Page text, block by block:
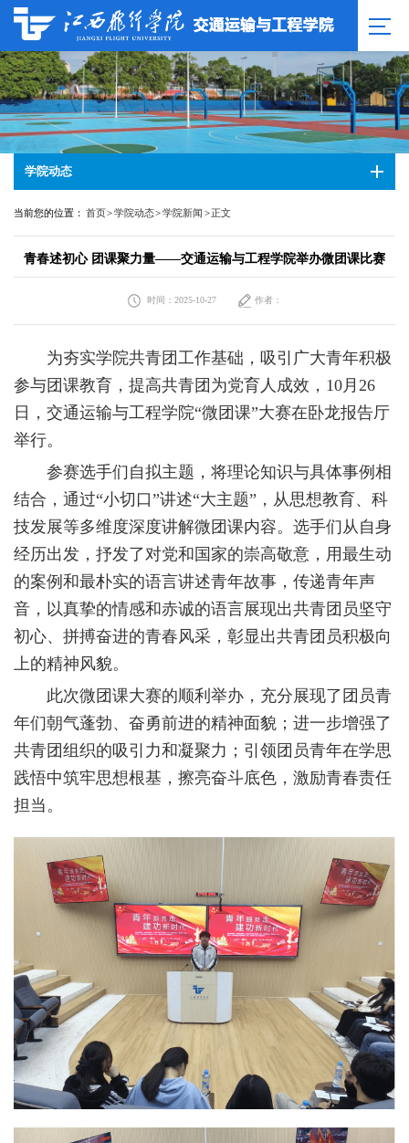
学院动态
当前您的位置： 首页>学院动态>学院新闻 >正文
青春述初心 团课聚力量——交通运输与工程学院举办微团课比赛
时间：2025-10-27 作者：
为夯实学院共青团工作基础，吸引广大青年积极
参与团课教育，提高共青团为党育人成效，10月26
日，交通运输与工程学院“微团课”大赛在卧龙报告厅
举行。
参赛选手们自拟主题，将理论知识与具体事例相
结合，通过“小切口”讲述“大主题”，从思想教育、科
技发展等多维度深度讲解微团课内容。选手们从自身
经历出发，抒发了对党和国家的崇高敬意，用最生动
的案例和最朴实的语言讲述青年故事，传递青年声
音，以真挚的情感和赤诚的语言展现出共青团员坚守
初心、拼搏奋进的青春风采，彰显出共青团员积极向
上的精神风貌。
此次微团课大赛的顺利举办，充分展现了团员青
年们朝气蓬勃、奋勇前进的精神面貌；进一步增强了
共青团组织的吸引力和凝聚力；引领团员青年在学思
践悟中筑牢思想根基，擦亮奋斗底色，激励青春责任
担当。